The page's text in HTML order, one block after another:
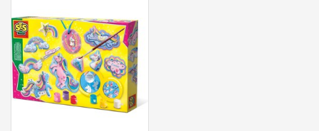
Boeken
Elektra
Baby & Peuter